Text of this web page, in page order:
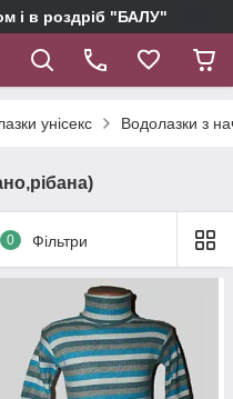
і в роздріб "БАЛУ"
унісекс Водолазки з
0 Фільтри